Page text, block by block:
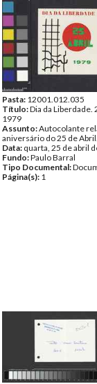
Pasta: 12001.012.035
Título:Dia da Liberdade.
1979
Assunto:Autocolante
aniversário do 25 de
Data: quarta, 25 de abril
Fundo:Paulo Barral
Tipo Documental:
Página(s): 1